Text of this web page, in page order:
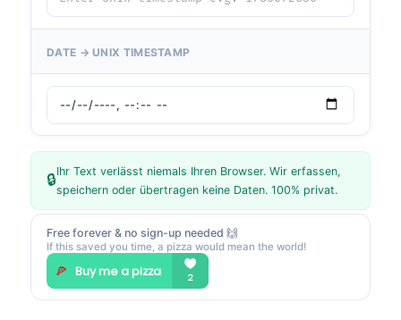
DATE → UNIX TIMESTAMP
🔒Ihr Text verlässt niemals Ihren Browser. Wir erfassen,
speichern oder übertragen keine Daten. 100% privat.
Free forever & no sign-up needed 🙌
If this saved you time, a pizza would mean the world!